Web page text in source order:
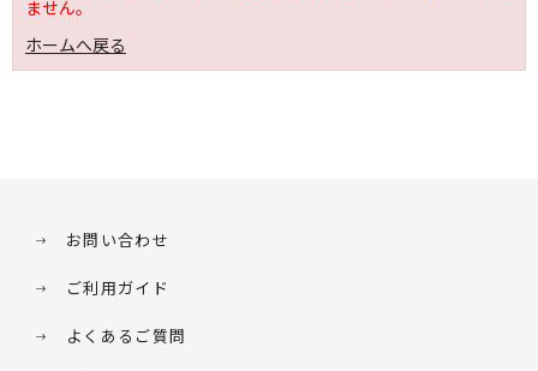
ません。
ホームへ戻る
お問い合わせ
ご利用ガイド
よくあるご質問